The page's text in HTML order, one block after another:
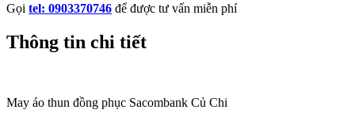
Gọi tel: 0903370746 để được tư vấn miễn phí
Thông tin chi tiết
May áo thun đồng phục Sacombank Củ Chi